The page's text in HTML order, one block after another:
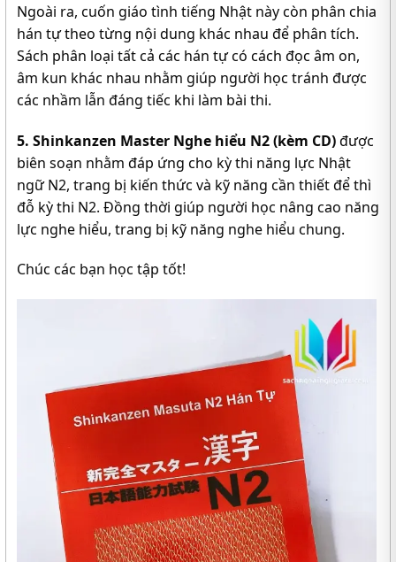
Ngoài ra, cuốn giáo tình tiếng Nhật này còn phân chia
hán tự theo từng nội dung khác nhau để phân tích.
Sách phân loại tất cả các hán tự có cách đọc âm on,
âm kun khác nhau nhằm giúp người học tránh được
các nhầm lẫn đáng tiếc khi làm bài thi.
5. Shinkanzen Master Nghe hiểu N2 (kèm CD)được
biên soạn nhằm đáp ứng cho kỳ thi năng lực Nhật
ngữ N2, trang bị kiến thức và kỹ năng cần thiết để thì
đỗ kỳ thi N2. Đồng thời giúp người học nâng cao năng
lực nghe hiểu, trang bị kỹ năng nghe hiểu chung.
Chúc các bạn học tập tốt!